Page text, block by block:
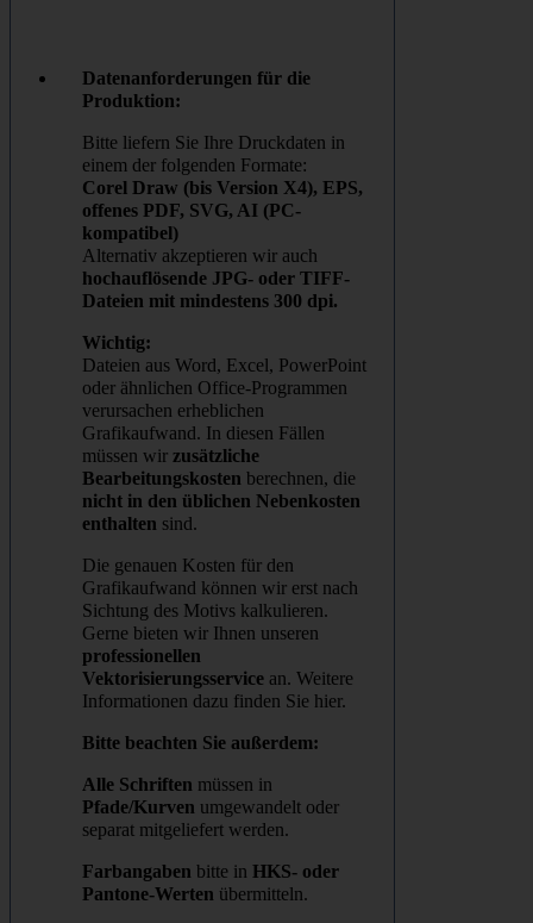
Datenanforderungen für die
Produktion:
Bitte liefern Sie Ihre Druckdaten in
einem der folgenden Formate:
Corel Draw (bis Version X4), EPS,
offenes PDF, SVG, AI (PC-
kompatibel)
Alternativ akzeptieren wir auch
hochauflösende JPG- oder TIFF-
Dateien mit mindestens 300 dpi.
Wichtig:
Dateien aus Word, Excel, PowerPoint
oder ähnlichen Office-Programmen
verursachen erheblichen
Grafikaufwand. In diesen Fällen
müssen wir zusätzliche
Bearbeitungskosten berechnen, die
nicht in den üblichen Nebenkosten
enthalten sind.
Die genauen Kosten für den
Grafikaufwand können wir erst nach
Sichtung des Motivs kalkulieren.
Gerne bieten wir Ihnen unseren
professionellen
Vektorisierungsservice an. Weitere
Informationen dazu finden Sie hier.
Bitte beachten Sie außerdem:
Alle Schriften müssen in
Pfade/Kurven umgewandelt oder
separat mitgeliefert werden.
Farbangaben bitte in HKS- oder
Pantone-Werten übermitteln.